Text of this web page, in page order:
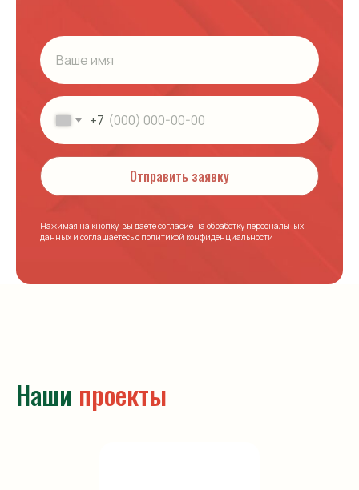
+7
Отправить заявку
Нажимая на кнопку, вы даете согласие на обработку персональных
данных и соглашаетесь c политикой конфиденциальности
Наши проекты
Юридическая информация
конфиденциальности
О компании
Наши проекты
Статьи
Контакты
+7 921 090-45-15
Кессоны